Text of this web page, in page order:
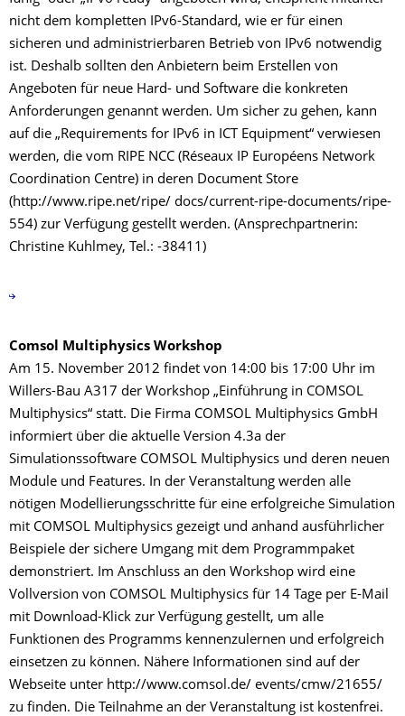
nicht dem kompletten IPv6-Standard, wie er für einen
sicheren und administrierbaren Betrieb von IPv6 notwendig
ist. Deshalb sollten den Anbietern beim Erstellen von
Angeboten für neue Hard- und Software die konkreten
Anforderungen genannt werden. Um sicher zu gehen, kann
auf die „Requirements for IPv6 in ICT Equipment“ verwiesen
werden, die vom RIPE NCC (Réseaux IP Européens Network
Coordination Centre) in deren Document Store
(http://www.ripe.net/ripe/ docs/current-ripe-documents/ripe-
554) zur Verfügung gestellt werden. (Ansprechpartnerin:
Christine Kuhlmey, Tel.: -38411)
Comsol Multiphysics Workshop
Am 15. November 2012 findet von 14:00 bis 17:00 Uhr im
Willers-Bau A317 der Workshop „Einführung in COMSOL
Multiphysics“ statt. Die Firma COMSOL Multiphysics GmbH
informiert über die aktuelle Version 4.3a der
Simulationssoftware COMSOL Multiphysics und deren neuen
Module und Features. In der Veranstaltung werden alle
nötigen Modellierungsschritte für eine erfolgreiche Simulation
mit COMSOL Multiphysics gezeigt und anhand ausführlicher
Beispiele der sichere Umgang mit dem Programmpaket
demonstriert. Im Anschluss an den Workshop wird eine
Vollversion von COMSOL Multiphysics für 14 Tage per E-Mail
mit Download-Klick zur Verfügung gestellt, um alle
Funktionen des Programms kennenzulernen und erfolgreich
einsetzen zu können. Nähere Informationen sind auf der
Webseite unter http://www.comsol.de/ events/cmw/21655/
zu finden. Die Teilnahme an der Veranstaltung ist kostenfrei.